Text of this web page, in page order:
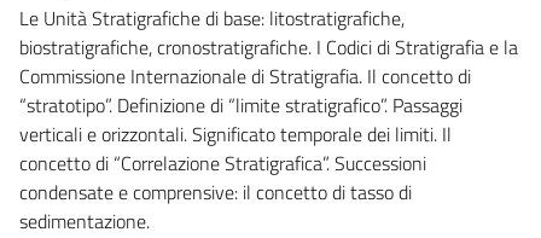
Le Unità Stratigrafiche di base: litostratigrafiche,
biostratigrafiche, cronostratigrafiche. I Codici di Stratigrafia e la
Commissione Internazionale di Stratigrafia. Il concetto di
“stratotipo”. Definizione di “limite stratigrafico”. Passaggi
verticali e orizzontali. Significato temporale dei limiti. Il
concetto di “Correlazione Stratigrafica”. Successioni
condensate e comprensive: il concetto di tasso di
sedimentazione.